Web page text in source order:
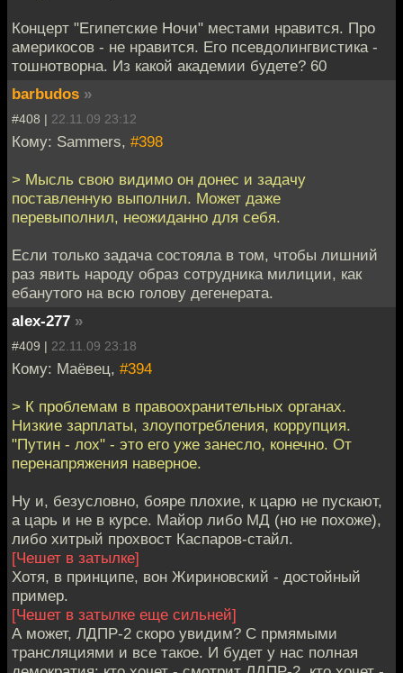
Концерт "Египетские Ночи" местами нравится. Про
америкосов - не нравится. Его псевдолингвистика -
тошнотворна. Из какой академии будете? 60
barbudos »
#408 | 22.11.09 23:12
Кому: Sammers, #398
> Мысль свою видимо он донес и задачу
поставленную выполнил. Может даже
перевыполнил, неожиданно для себя.
Если только задача состояла в том, чтобы лишний
раз явить народу образ сотрудника милиции, как
ебанутого на всю голову дегенерата.
alex-277 »
#409 | 22.11.09 23:18
Кому: Маёвец, #394
> К проблемам в правоохранительных органах.
Низкие зарплаты, злоупотребления, коррупция.
"Путин - лох" - это его уже занесло, конечно. От
перенапряжения наверное.
Ну и, безусловно, бояре плохие, к царю не пускают,
а царь и не в курсе. Майор либо МД (но не похоже),
либо хитрый прохвост Каспаров-стайл.
[Чешет в затылке]
Хотя, в принципе, вон Жириновский - достойный
пример.
[Чешет в затылке еще сильней]
А может, ЛДПР-2 скоро увидим? С прмямыми
трансляциями и все такое. И будет у нас полная